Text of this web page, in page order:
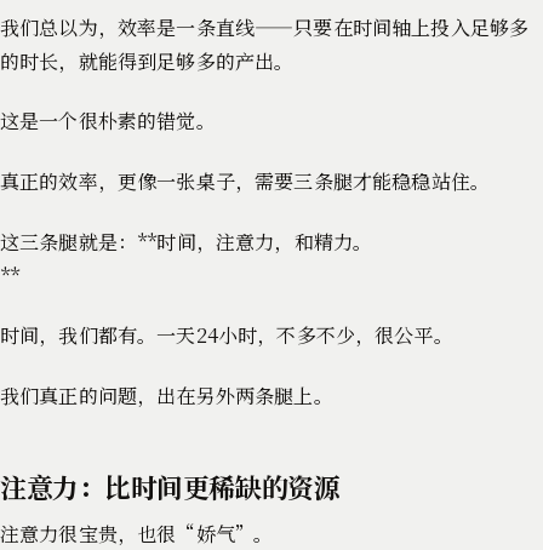
我们总以为，效率是一条直线——只要在时间轴上投入足够多
的时长，就能得到足够多的产出。
这是一个很朴素的错觉。
真正的效率，更像一张桌子，需要三条腿才能稳稳站住。
这三条腿就是：**时间，注意力，和精力。
**
时间，我们都有。一天24小时，不多不少，很公平。
我们真正的问题，出在另外两条腿上。
注意力：比时间更稀缺的资源
注意力很宝贵，也很“娇气”。